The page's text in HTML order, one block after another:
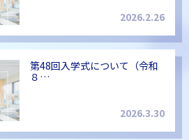
2026.2.26
第48回入学式について（令和
８…
2026.3.30